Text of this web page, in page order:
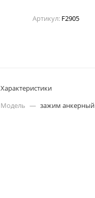
Артикул: F2905
Характеристики
Модель — зажим анкерный